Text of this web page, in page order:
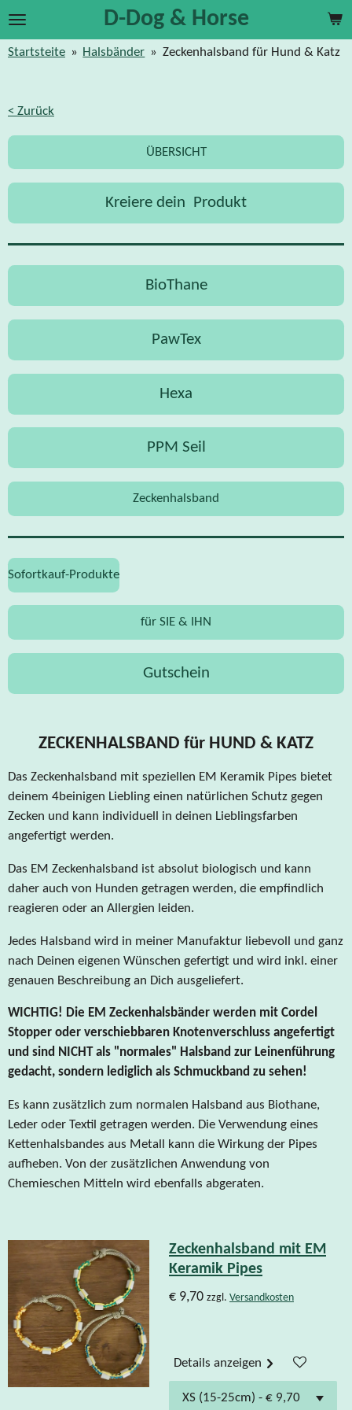
Zum
Hauptinhalt
springen
D-Dog & Horse
Startsteite » Halsbänder » Zeckenhalsband für Hund & Katz
< Zurück
ÜBERSICHT
Kreiere dein Produkt
BioThane
PawTex
Hexa
PPM Seil
Zeckenhalsband
Sofortkauf-Produkte
für SIE & IHN
Gutschein
ZECKENHALSBAND für HUND & KATZ
Das Zeckenhalsband mit speziellen EM Keramik Pipes bietet
deinem 4beinigen Liebling einen natürlichen Schutz gegen
Zecken und kann individuell in deinen Lieblingsfarben
angefertigt werden.
Das EM Zeckenhalsband ist absolut biologisch und kann
daher auch von Hunden getragen werden, die empfindlich
reagieren oder an Allergien leiden.
Jedes Halsband wird in meiner Manufaktur liebevoll und ganz
nach Deinen eigenen Wünschen gefertigt und wird inkl. einer
genauen Beschreibung an Dich ausgeliefert.
WICHTIG! Die EM Zeckenhalsbänder werden mit Cordel
Stopper oder verschiebbaren Knotenverschluss angefertigt
und sind NICHT als "normales" Halsband zur Leinenführung
gedacht, sondern lediglich als Schmuckband zu sehen!
Es kann zusätzlich zum normalen Halsband aus Biothane,
Leder oder Textil getragen werden. Die Verwendung eines
Kettenhalsbandes aus Metall kann die Wirkung der Pipes
aufheben. Von der zusätzlichen Anwendung von
Chemieschen Mitteln wird ebenfalls abgeraten.
Zeckenhalsband mit EM
Keramik Pipes
€ 9,70 zzgl. Versandkosten
Details anzeigen